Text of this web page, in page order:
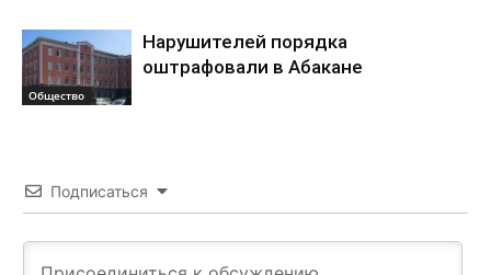
Общество
Нарушителей порядка
оштрафовали в Абакане
Подписаться